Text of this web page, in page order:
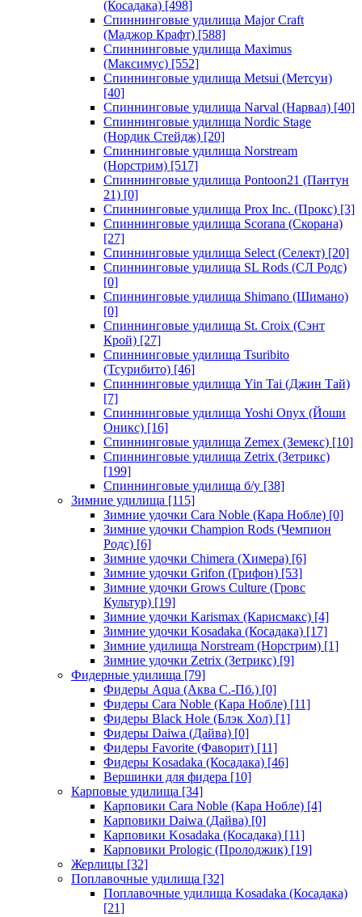
(Косадака) [498]
Спиннинговые удилища Major Craft
(Маджор Крафт) [588]
Спиннинговые удилища Maximus
(Максимус) [552]
Спиннинговые удилища Metsui (Метсуи)
[40]
Спиннинговые удилища Narval (Нарвал) [40]
Спиннинговые удилища Nordic Stage
(Нордик Стейдж) [20]
Спиннинговые удилища Norstream
(Норстрим) [517]
Спиннинговые удилища Pontoon21 (Пантун
21) [0]
Спиннинговые удилища Prox Inc. (Прокс) [3]
Спиннинговые удилища Scorana (Скорана)
[27]
Спиннинговые удилища Select (Селект) [20]
Спиннинговые удилища SL Rods (СЛ Родс)
[0]
Спиннинговые удилища Shimano (Шимано)
[0]
Спиннинговые удилища St. Croix (Сэнт
Крой) [27]
Спиннинговые удилища Tsuribito
(Тсурибито) [46]
Спиннинговые удилища Yin Tai (Джин Тай)
[7]
Спиннинговые удилища Yoshi Onyx (Йоши
Оникс) [16]
Спиннинговые удилища Zemex (Земекс) [10]
Спиннинговые удилища Zetrix (Зетрикс)
[199]
Спиннинговые удилища б/у [38]
Зимние удилища [115]
Зимние удочки Cara Noble (Кара Нобле) [0]
Зимние удочки Champion Rods (Чемпион
Родс) [6]
Зимние удочки Chimera (Химера) [6]
Зимние удочки Grifon (Грифон) [53]
Зимние удочки Grows Culture (Гровс
Культур) [19]
Зимние удочки Karismax (Карисмакс) [4]
Зимние удочки Kosadaka (Косадака) [17]
Зимние удилища Norstream (Норстрим) [1]
Зимние удочки Zetrix (Зетрикс) [9]
Фидерные удилища [79]
Фидеры Aqua (Аква С.-Пб.) [0]
Фидеры Cara Noble (Кара Нобле) [11]
Фидеры Black Hole (Блэк Хол) [1]
Фидеры Daiwa (Дайва) [0]
Фидеры Favorite (Фаворит) [11]
Фидеры Kosadaka (Косадака) [46]
Вершинки для фидера [10]
Карповые удилища [34]
Карповики Cara Noble (Кара Нобле) [4]
Карповики Daiwa (Дайва) [0]
Карповики Kosadaka (Косадака) [11]
Карповики Prologic (Пролоджик) [19]
Жерлицы [32]
Поплавочные удилища [32]
Поплавочные удилища Kosadaka (Косадака)
[21]